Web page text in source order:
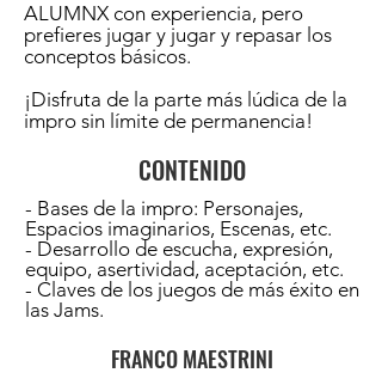
ALUMNX con experiencia, pero
prefieres jugar y jugar y repasar los
conceptos básicos.
¡Disfruta de la parte más lúdica de la
impro sin límite de permanencia!
CONTENIDO
- Bases de la impro: Personajes,
Espacios imaginarios, Escenas, etc.
- Desarrollo de escucha, expresión,
equipo, asertividad, aceptación, etc.
- Claves de los juegos de más éxito en
las Jams.
FRANCO MAESTRINI